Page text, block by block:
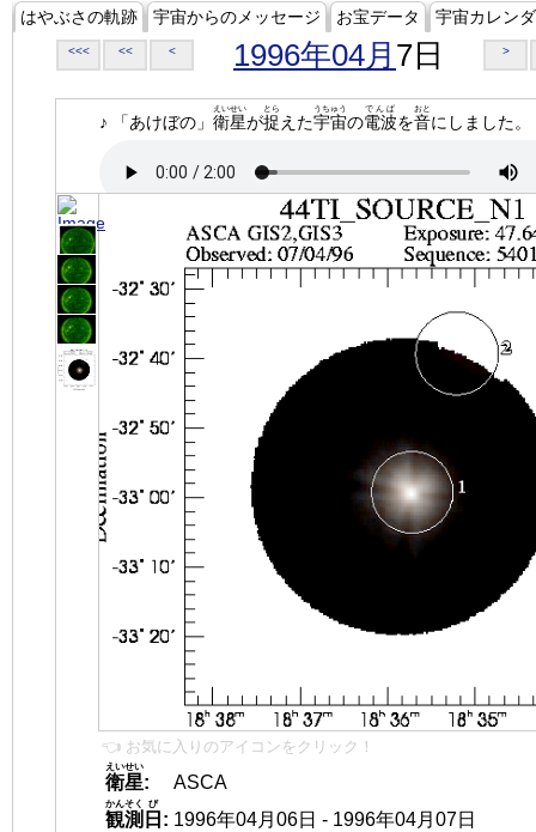
はやぶさの軌跡 宇宙からのメッセージ お宝データ 宇宙カレン
<<< << < 1996年04月 7日 >
♪ 「あけぼの」 衛星
えいせい
が捉
とら
えた宇宙
うちゅう
の電波
でんぱ
を音
おと
にしました。
👈 お気に入りのアイコンをクリック！
衛星
えいせい
:
ASCA
観測
かんそく
日
び
: 1996年04月06日 - 1996年04月07日